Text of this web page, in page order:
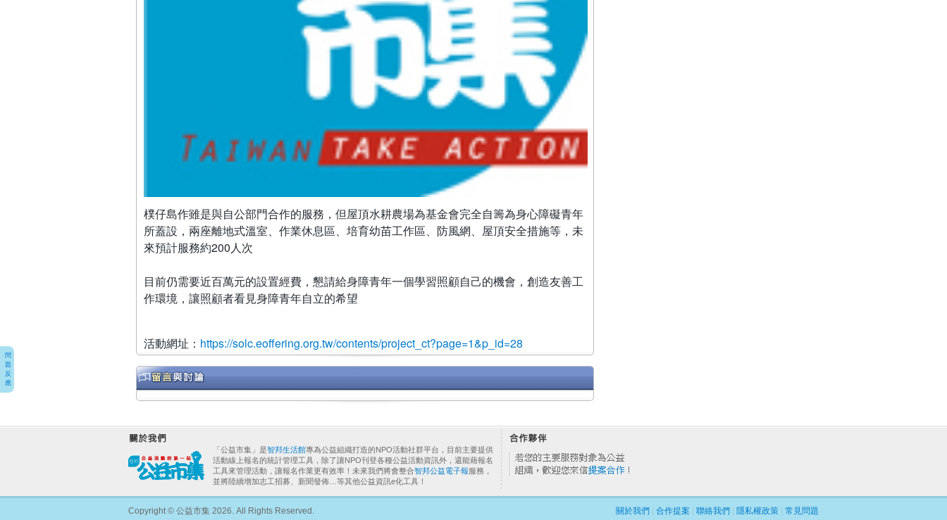
樸仔島作雖是與自公部門合作的服務，但屋頂水耕農場為基金會完全自籌為身心障礙青年
所蓋設，兩座離地式溫室、作業休息區、培育幼苗工作區、防風網、屋頂安全措施等，未
來預計服務約200人次
目前仍需要近百萬元的設置經費，懇請給身障青年一個學習照顧自己的機會，創造友善工
作環境，讓照顧者看見身障青年自立的希望
活動網址： https://solc.eoffering.org.tw/contents/project_ct?page=1&p_id=28
「公益市集」是智邦生活館專為公益組織打造的NPO活動社群平台，目前主要提供
活動線上報名的統計管理工具，除了讓NPO刊登各種公益活動資訊外，還能藉報名
工具來管理活動，讓報名作業更有效率！未來我們將會整合智邦公益電子報服務，
並將陸續增加志工招募、新聞發佈…等其他公益資訊e化工具！
Copyright © 公益市集 2026. All Rights Reserved. 關於我們 合作提案 聯絡我們 隱私權政策 常見問題
問
題
反
應